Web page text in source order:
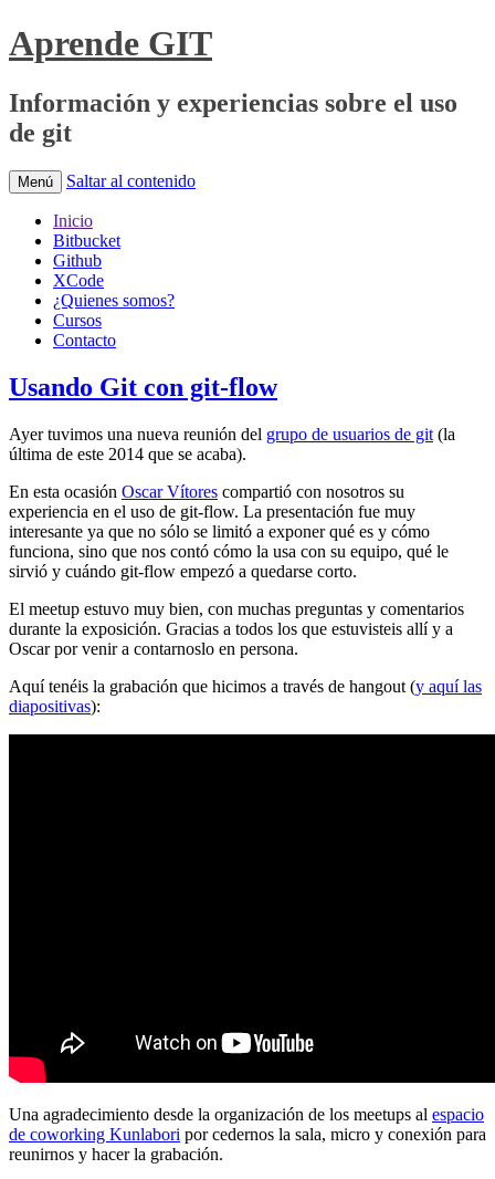
Aprende GIT
Información y experiencias sobre el uso
de git
Menú Saltar al contenido
Inicio
Bitbucket
Github
XCode
¿Quienes somos?
Cursos
Contacto
Usando Git con git-flow
Ayer tuvimos una nueva reunión del grupo de usuarios de git (la
última de este 2014 que se acaba).
En esta ocasión Oscar Vítores compartió con nosotros su
experiencia en el uso de git-flow. La presentación fue muy
interesante ya que no sólo se limitó a exponer qué es y cómo
funciona, sino que nos contó cómo la usa con su equipo, qué le
sirvió y cuándo git-flow empezó a quedarse corto.
El meetup estuvo muy bien, con muchas preguntas y comentarios
durante la exposición. Gracias a todos los que estuvisteis allí y a
Oscar por venir a contarnoslo en persona.
Aquí tenéis la grabación que hicimos a través de hangout (y aquí las
diapositivas):
Una agradecimiento desde la organización de los meetups al espacio
de coworking Kunlabori por cedernos la sala, micro y conexión para
reunirnos y hacer la grabación.